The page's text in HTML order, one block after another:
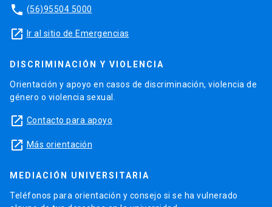
phone (56)95504 5000
launch Ir al sitio de Emergencias
DISCRIMINACIÓN Y VIOLENCIA
Orientación y apoyo en casos de discriminación, violencia de
género o violencia sexual.
launch Contacto para apoyo
launch Más orientación
MEDIACIÓN UNIVERSITARIA
Teléfonos para orientación y consejo si se ha vulnerado